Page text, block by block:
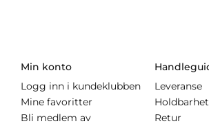
Min konto
Logg inn i kundeklubben
Mine favoritter
Bli medlem av
Leveranse
Holdbarhet
Retur